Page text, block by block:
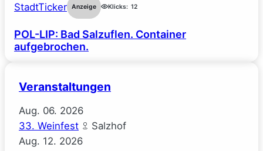
StadtTicker Anzeige Klicks: 12
POL-LIP: Bad Salzuflen. Container
aufgebrochen.
Veranstaltungen
Aug. 06. 2026
33. Weinfest
Salzhof
Aug. 12. 2026